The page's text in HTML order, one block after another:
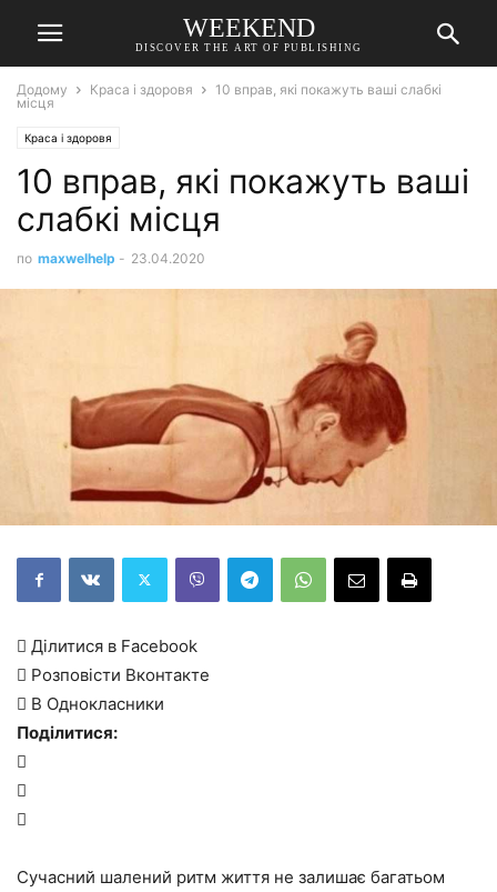
WEEKEND
DISCOVER THE ART OF PUBLISHING
Додому Краса і здоровя
10 вправ, які покажуть ваші слабкі
місця
Краса і здоровя
10 вправ, які покажуть ваші
слабкі місця
по maxwelhelp - 23.04.2020
 Ділитися в Facebook
 Розповісти Вконтакте
 В Однокласники
Поділитися:



Сучасний шалений ритм життя не залишає багатьом